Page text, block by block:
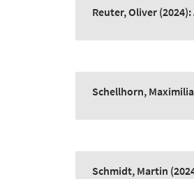
Reuter, Oliver (2024):
Schellhorn,
Schmidt, Martin